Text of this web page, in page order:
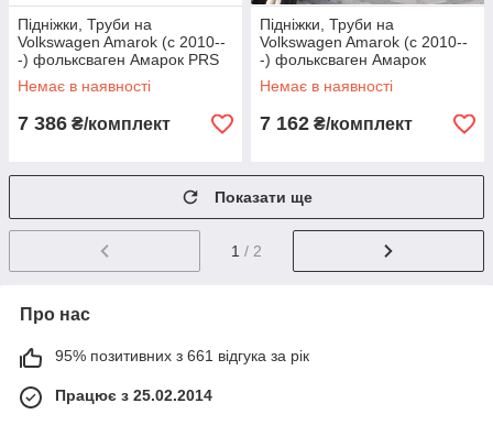
Підніжки, Труби на
Volkswagen Amarok (c 2010--
-) фольксваген Амарок PRS
Немає в наявності
7 386 ₴/комплект
Підніжки, Труби на
Volkswagen Amarok (c 2010--
-) фольксваген Амарок
Немає в наявності
7 162 ₴/комплект
Показати ще
1 / 2
Про нас
95% позитивних з 661 відгука за рік
Працює з 25.02.2014